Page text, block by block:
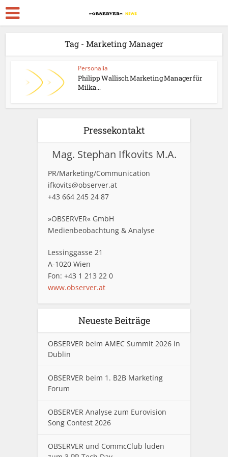
Tag - Marketing Manager
Personalia
Philipp Wallisch Marketing Manager für
Milka...
Pressekontakt
Mag. Stephan Ifkovits M.A.
PR/Marketing/Communication
ifkovits@observer.at
+43 664 245 24 87
»OBSERVER« GmbH
Medienbeobachtung & Analyse
Lessinggasse 21
A-1020 Wien
Fon: +43 1 213 22 0
www.observer.at
Neueste Beiträge
OBSERVER beim AMEC Summit 2026 in
Dublin
OBSERVER beim 1. B2B Marketing
Forum
OBSERVER Analyse zum Eurovision
Song Contest 2026
OBSERVER und CommcClub luden